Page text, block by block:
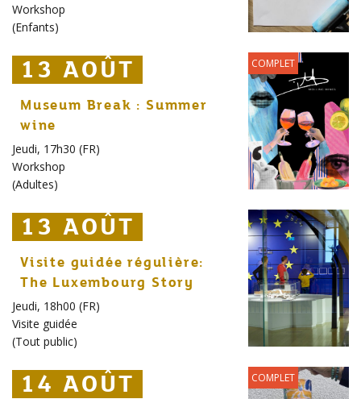
Workshop
(Enfants)
13 AOÛT
13 AOÛT
13 AOÛT COMPLET
Museum Break : Summer
wine
Jeudi, 17h30 (FR)
Workshop
(Adultes)
13 AOÛT
13 AOÛT
13 AOÛT
Visite guidée régulière:
The Luxembourg Story
Jeudi, 18h00 (FR)
Visite guidée
(Tout public)
14 AOÛT
14 AOÛT
14 AOÛT COMPLET